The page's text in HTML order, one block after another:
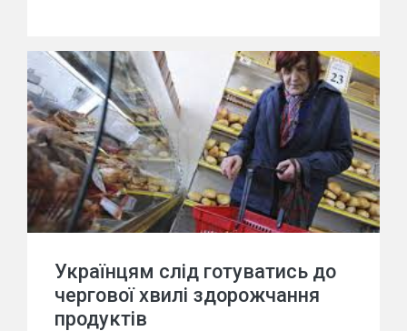
Українцям слід готуватись до
чергової хвилі здорожчання
продуктів